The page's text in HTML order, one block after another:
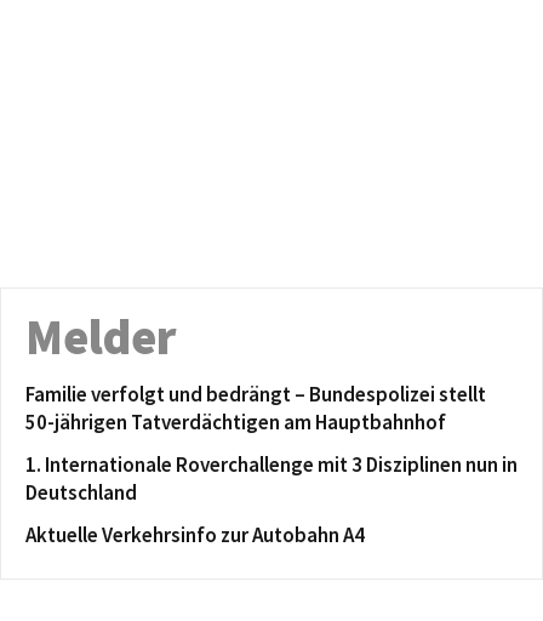
Melder
Familie verfolgt und bedrängt – Bundespolizei stellt
50-jährigen Tatverdächtigen am Hauptbahnhof
1. Internationale Roverchallenge mit 3 Disziplinen nun in
Deutschland
Aktuelle Verkehrsinfo zur Autobahn A4